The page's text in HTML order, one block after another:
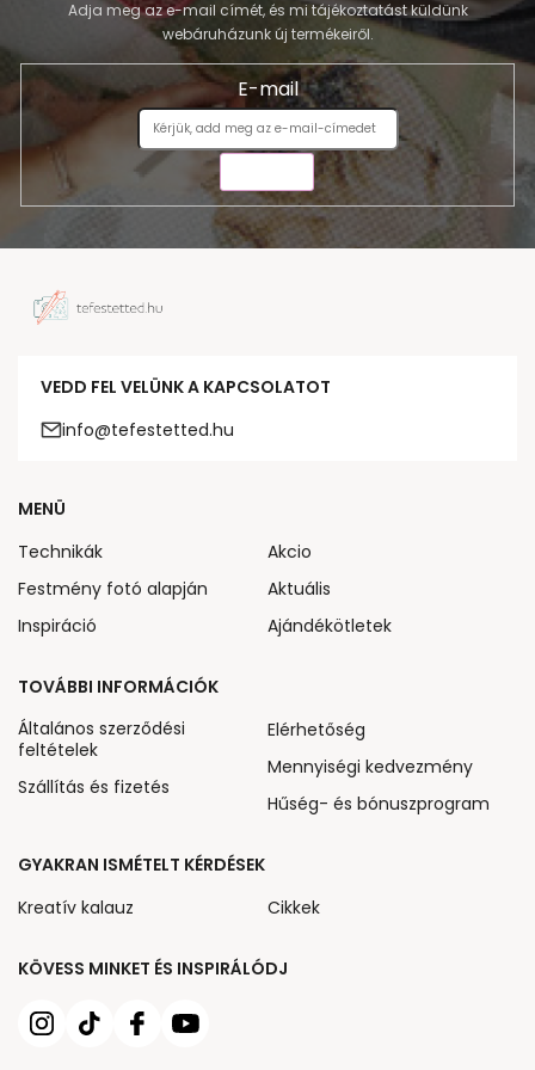
Adja meg az e-mail címét, és mi tájékoztatást küldünk
webáruházunk új termékeiről.
E-mail
VEDD FEL VELÜNK A KAPCSOLATOT
info@tefestetted.hu
KÖVESS MINKET ÉS INSPIRÁLÓDJ
MENÜ
Technikák
Festmény fotó alapján
Inspiráció
Akcio
Aktuális
Ajándékötletek
TOVÁBBI INFORMÁCIÓK
Általános szerződési
feltételek
Szállítás és fizetés
Elérhetőség
Mennyiségi kedvezmény
Hűség- és bónuszprogram
GYAKRAN ISMÉTELT KÉRDÉSEK
Kreatív kalauz
Cikkek